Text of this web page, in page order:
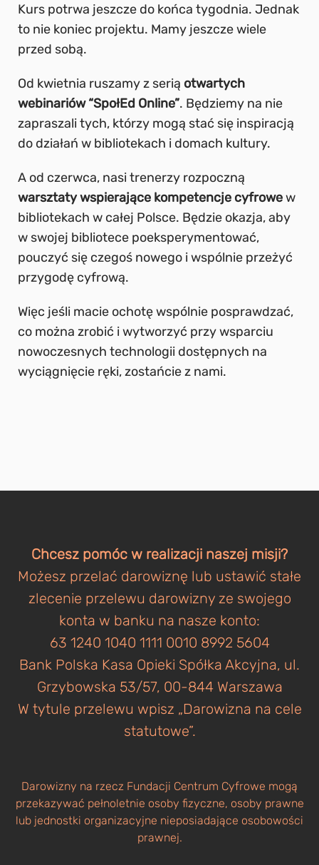
Kurs potrwa jeszcze do końca tygodnia. Jednak
to nie koniec projektu. Mamy jeszcze wiele
przed sobą.
Od kwietnia ruszamy z serią otwartych
webinariów “SpołEd Online”. Będziemy na nie
zapraszali tych, którzy mogą stać się inspiracją
do działań w bibliotekach i domach kultury.
A od czerwca, nasi trenerzy rozpoczną
warsztaty wspierające kompetencje cyfrowew
bibliotekach w całej Polsce. Będzie okazja, aby
w swojej bibliotece poeksperymentować,
pouczyć się czegoś nowego i wspólnie przeżyć
przygodę cyfrową.
Więc jeśli macie ochotę wspólnie posprawdzać,
co można zrobić i wytworzyć przy wsparciu
nowoczesnych technologii dostępnych na
wyciągnięcie ręki, zostańcie z nami.
Chcesz pomóc w realizacji naszej misji?
Możesz przelać darowiznę lub ustawić stałe
zlecenie przelewu darowizny ze swojego
konta w banku na nasze konto:
63 1240 1040 1111 0010 8992 5604
Bank Polska Kasa Opieki Spółka Akcyjna, ul.
Grzybowska 53/57, 00-844 Warszawa
W tytule przelewu wpisz „Darowizna na cele
statutowe”.
Darowizny na rzecz Fundacji Centrum Cyfrowe mogą
przekazywać pełnoletnie osoby fizyczne, osoby prawne
lub jednostki organizacyjne nieposiadające osobowości
prawnej.